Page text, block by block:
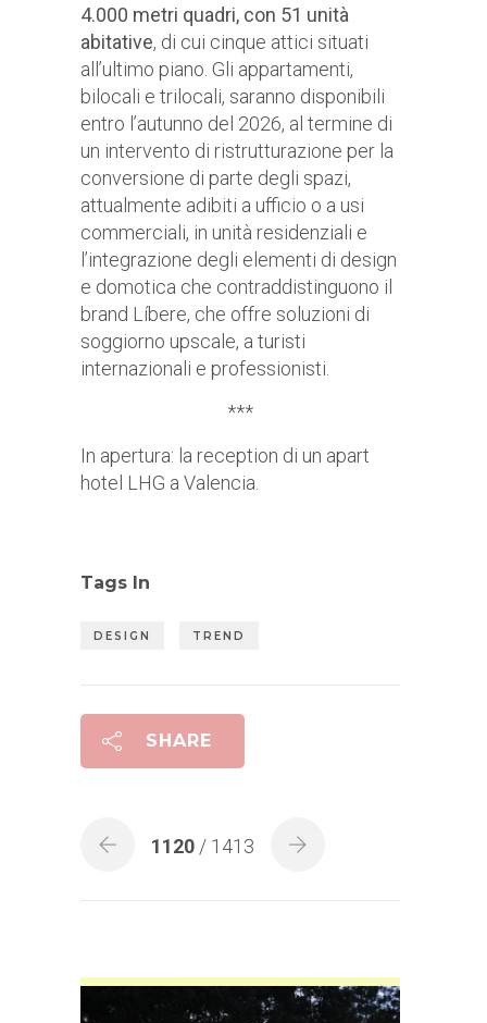
4.000 metri quadri, con 51 unità
abitative, di cui cinque attici situati
all’ultimo piano. Gli appartamenti,
bilocali e trilocali, saranno disponibili
entro l’autunno del 2026, al termine di
un intervento di ristrutturazione per la
conversione di parte degli spazi,
attualmente adibiti a ufficio o a usi
commerciali, in unità residenziali e
l’integrazione degli elementi di design
e domotica che contraddistinguono il
brand Líbere, che offre soluzioni di
soggiorno upscale, a turisti
internazionali e professionisti.
***
In apertura: la reception di un apart
hotel LHG a Valencia.
Tags In
DESIGN TREND
SHARE
1120 / 1413